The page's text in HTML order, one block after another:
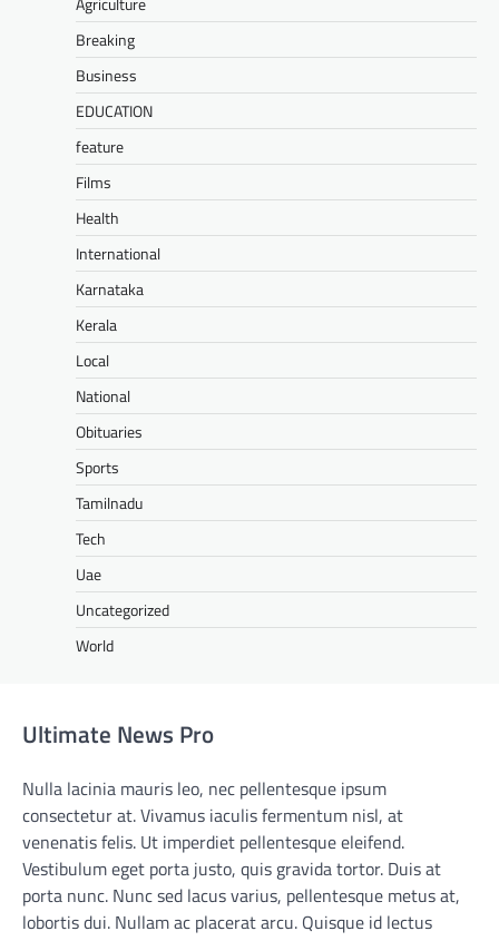
Breaking
Business
EDUCATION
feature
Films
Health
International
Karnataka
Kerala
Local
National
Obituaries
Sports
Tamilnadu
Tech
Uae
Uncategorized
World
Ultimate News Pro
Nulla lacinia mauris leo, nec pellentesque ipsum
consectetur at. Vivamus iaculis fermentum nisl, at
venenatis felis. Ut imperdiet pellentesque eleifend.
Vestibulum eget porta justo, quis gravida tortor. Duis at
porta nunc. Nunc sed lacus varius, pellentesque metus at,
lobortis dui. Nullam ac placerat arcu. Quisque id lectus